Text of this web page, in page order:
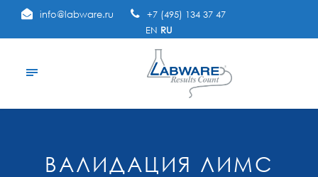
info@labware.ru
+7 (495) 134 37 47
EN RU
ВАЛИДАЦИЯ ЛИМС